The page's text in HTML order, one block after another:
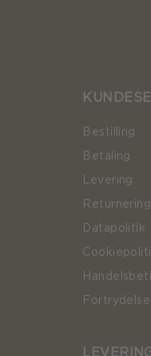
Bestilling
Betaling
Levering
Returnering
Datapolitik